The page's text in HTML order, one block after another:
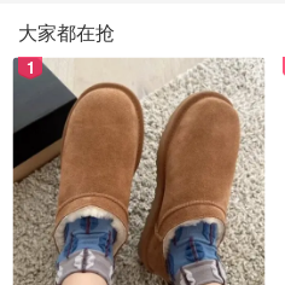
大家都在抢
1